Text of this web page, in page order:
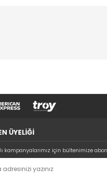
ÜYELİĞİ
kampanyalarımız için bültenimize